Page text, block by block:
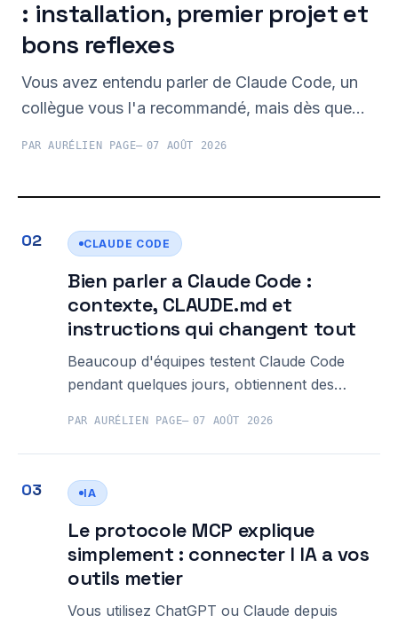
: installation, premier projet et
bons reflexes
Vous avez entendu parler de Claude Code, un
collègue vous l'a recommandé, mais dès que
PAR AURÉLIEN PAGE 07 AOÛT 2026
CLAUDE CODE
Bien parler a Claude Code :
contexte, CLAUDE.md et
instructions qui changent tout
Beaucoup d'équipes testent Claude Code
pendant quelques jours, obtiennent des
l'outil n'est pas fait pour elles. La réalité est
souvent plus simple : c'est le contexte fourni
à l'outil qui est insuffisant, pas l&
PAR AURÉLIEN PAGE 07 AOÛT 2026
IA
Le protocole MCP explique
simplement : connecter l IA a vos
outils metier
Vous utilisez ChatGPT ou Claude depuis